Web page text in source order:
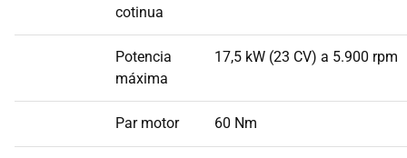
cotinua
Potencia
máxima
17,5 kW (23 CV) a 5.900 rpm
Par motor 60 Nm